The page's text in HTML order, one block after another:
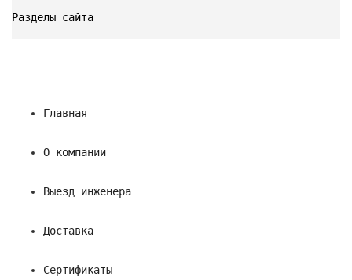
Разделы сайта
Главная
О компании
Выезд инженера
Доставка
Сертификаты